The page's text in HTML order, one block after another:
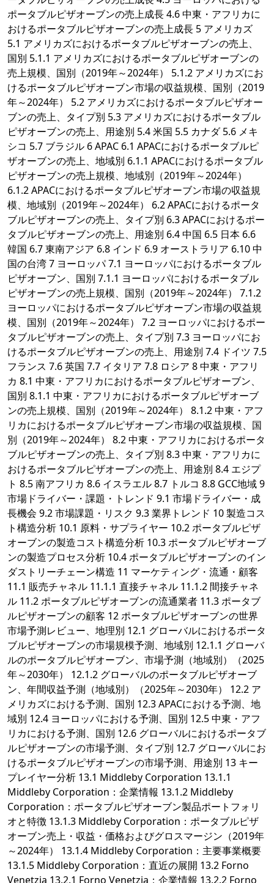
ポータブルピザオーブンの売上成長 4.6 中東・アフリカに
おけるポータブルピザオーブンの売上成長 5 アメリカズ
5.1 アメリカズにおけるポータブルピザオーブンの売上、
国別 5.1.1 アメリカズにおけるポータブルピザオーブンの
売上規模、国別（2019年～2024年） 5.1.2 アメリカズにお
けるポータブルピザオーブン市場の収益規模、国別（2019
年～2024年） 5.2 アメリカズにおけるポータブルピザオー
ブンの売上、タイプ別 5.3 アメリカズにおけるポータブル
ピザオーブンの売上、用途別 5.4 米国 5.5 カナダ 5.6 メキ
シコ 5.7 ブラジル 6 APAC 6.1 APACにおけるポータブルピ
ザオーブンの売上、地域別 6.1.1 APACにおけるポータブル
ピザオーブンの売上規模、地域別（2019年～2024年）
6.1.2 APACにおけるポータブルピザオーブン市場の収益規
模、地域別（2019年～2024年） 6.2 APACにおけるポータ
ブルピザオーブンの売上、タイプ別 6.3 APACにおけるポー
タブルピザオーブンの売上、用途別 6.4 中国 6.5 日本 6.6
韓国 6.7 東南アジア 6.8 インド 6.9 オーストラリア 6.10 中
国の台湾 7 ヨーロッパ 7.1 ヨーロッパにおけるポータブル
ピザオーブン、国別 7.1.1 ヨーロッパにおけるポータブル
ピザオーブンの売上規模、国別（2019年～2024年） 7.1.2
ヨーロッパにおけるポータブルピザオーブン市場の収益規
模、国別（2019年～2024年） 7.2 ヨーロッパにおけるポー
タブルピザオーブンの売上、タイプ別 7.3 ヨーロッパにお
けるポータブルピザオーブンの売上、用途別 7.4 ドイツ 7.5
フランス 7.6 英国 7.7 イタリア 7.8 ロシア 8 中東・アフリ
カ 8.1 中東・アフリカにおけるポータブルピザオーブン、
国別 8.1.1 中東・アフリカにおけるポータブルピザオーブ
ンの売上規模、国別（2019年～2024年） 8.1.2 中東・アフ
リカにおけるポータブルピザオーブン市場の収益規模、国
別（2019年～2024年） 8.2 中東・アフリカにおけるポータ
ブルピザオーブンの売上、タイプ別 8.3 中東・アフリカに
おけるポータブルピザオーブンの売上、用途別 8.4 エジプ
ト 8.5 南アフリカ 8.6 イスラエル 8.7 トルコ 8.8 GCC地域 9
市場ドライバー・課題・トレンド 9.1 市場ドライバー・成
長機会 9.2 市場課題・リスク 9.3 業界トレンド 10 製造コス
ト構造分析 10.1 原料・サプライヤー 10.2 ポータブルピザ
オーブンの製造コスト構造分析 10.3 ポータブルピザオーブ
ンの製造プロセス分析 10.4 ポータブルピザオーブンのイン
ダストリーチェーン構造 11 マーケティング・流通・顧客
11.1 販売チャネル 11.1.1 直接チャネル 11.1.2 間接チャネ
ル 11.2 ポータブルピザオーブンの流通業者 11.3 ポータブ
ルピザオーブンの顧客 12 ポータブルピザオーブンの世界
市場予測レビュー、地理別 12.1 グローバルにおけるポータ
ブルピザオーブンの市場規模予測、地域別 12.1.1 グローバ
ルのポータブルピザオーブン、市場予測（地域別）（2025
年～2030年） 12.1.2 グローバルのポータブルピザオーブ
ン、年間収益予測（地域別）（2025年～2030年） 12.2 ア
メリカズにおける予測、国別 12.3 APACにおける予測、地
域別 12.4 ヨーロッパにおける予測、国別 12.5 中東・アフ
リカにおける予測、国別 12.6 グローバルにおけるポータブ
ルピザオーブンの市場予測、タイプ別 12.7 グローバルにお
けるポータブルピザオーブンの市場予測、用途別 13 キー
プレイヤー分析 13.1 Middleby Corporation 13.1.1
Middleby Corporation：企業情報 13.1.2 Middleby
Corporation：ポータブルピザオーブン製品ポートフォリ
オと特徴 13.1.3 Middleby Corporation：ポータブルピザ
オーブン売上・収益・価格およびグロスマージン（2019年
～2024年） 13.1.4 Middleby Corporation：主要事業概要
13.1.5 Middleby Corporation：直近の展開 13.2 Forno
Venetzia 13.2.1 Forno Venetzia：企業情報 13.2.2 Forno